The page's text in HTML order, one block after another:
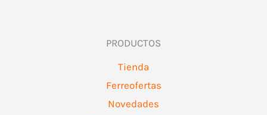
PRODUCTOS
Tienda
Ferreofertas
Novedades